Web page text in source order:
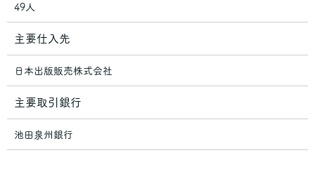
49人
主要仕入先
日本出版販売株式会社
主要取引銀行
池田泉州銀行